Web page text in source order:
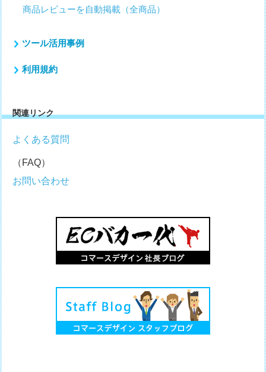
商品レビューを自動掲載（全商品）
ツール活用事例
利用規約
関連リンク
よくある質問
（FAQ）
お問い合わせ